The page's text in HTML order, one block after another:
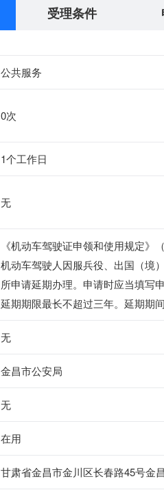
受理条件
公共服务
0次
1个工作日
无
《机动车驾驶证申领和使用规定》
机动车驾驶人因服兵役、出国（境
所申请延期办理。申请时应当填写
延期期限最长不超过三年。延期期
无
金昌市公安局
无
在用
甘肃省金昌市金川区长春路45号金